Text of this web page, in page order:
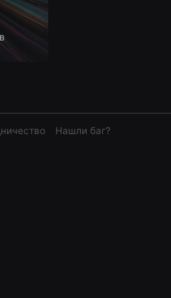
Нашли баг?